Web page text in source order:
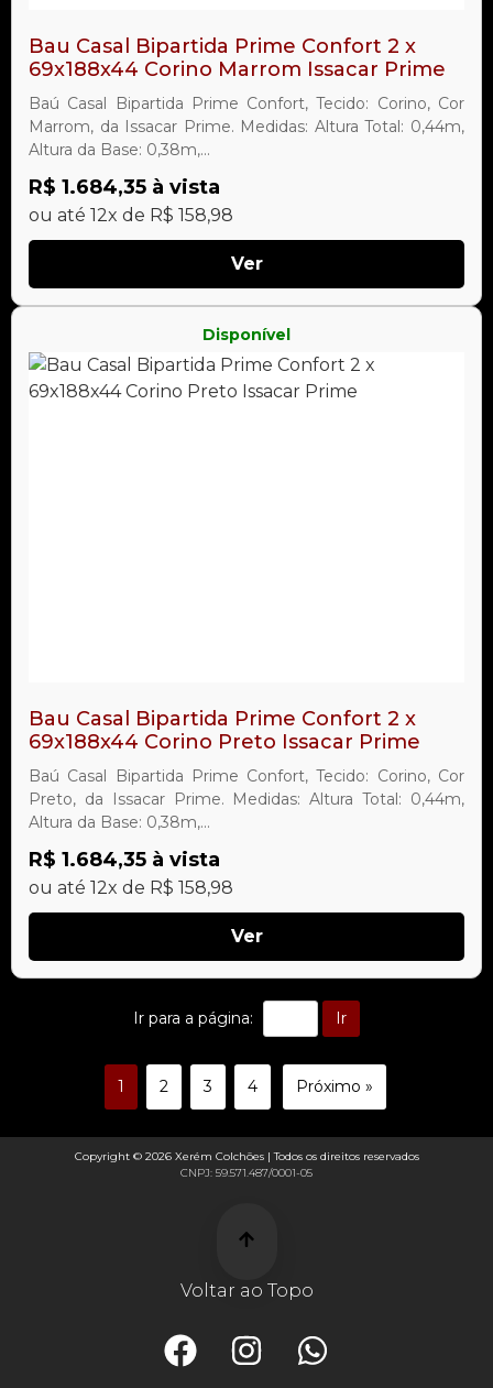
Bau Casal Bipartida Prime Confort 2 x
69x188x44 Corino Marrom Issacar Prime
Baú Casal Bipartida Prime Confort, Tecido: Corino, Cor
Marrom, da Issacar Prime. Medidas: Altura Total: 0,44m,
Altura da Base: 0,38m,...
R$ 1.684,35 à vista
ou até 12x de R$ 158,98
Ver
Disponível
Bau Casal Bipartida Prime Confort 2 x
69x188x44 Corino Preto Issacar Prime
Baú Casal Bipartida Prime Confort, Tecido: Corino, Cor
Preto, da Issacar Prime. Medidas: Altura Total: 0,44m,
Altura da Base: 0,38m,...
R$ 1.684,35 à vista
ou até 12x de R$ 158,98
Ver
Ir para a página: Ir
1 2 3 4 Próximo »
Voltar ao Topo
Copyright © 2026 Xerém Colchões | Todos os direitos reservados
CNPJ: 59.571.487/0001-05